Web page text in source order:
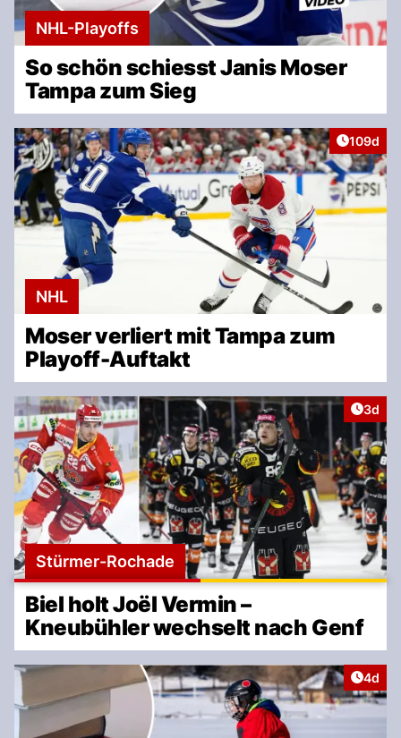
NHL-Playoffs
So schön schiesst Janis Moser
Tampa zum Sieg
Artikel
109d
NHL
Moser verliert mit Tampa zum
Playoff-Auftakt
3d
Stürmer-Rochade
Biel holt Joël Vermin –
Kneubühler wechselt nach Genf
4d